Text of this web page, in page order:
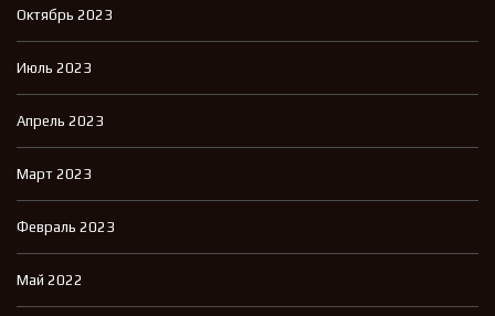
Октябрь 2023
Июль 2023
Апрель 2023
Март 2023
Февраль 2023
Май 2022